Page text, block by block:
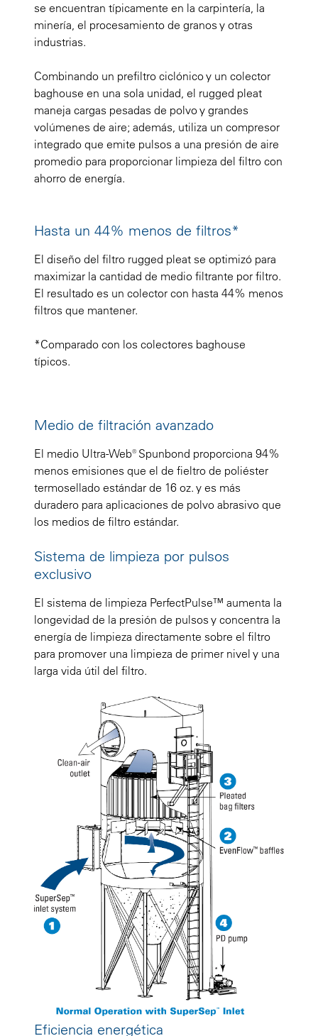
se encuentran típicamente en la carpintería, la
minería, el procesamiento de granos y otras
industrias.
Combinando un prefiltro ciclónico y un colector
baghouse en una sola unidad, el rugged pleat
maneja cargas pesadas de polvo y grandes
volúmenes de aire; además, utiliza un compresor
integrado que emite pulsos a una presión de aire
promedio para proporcionar limpieza del filtro con
ahorro de energía.
Hasta un 44% menos de filtros*
El diseño del filtro rugged pleat se optimizó para
maximizar la cantidad de medio filtrante por filtro.
El resultado es un colector con hasta 44% menos
filtros que mantener.
*Comparado con los colectores baghouse
típicos.
Medio de filtración avanzado
El medio Ultra-Web® Spunbond proporciona 94%
menos emisiones que el de fieltro de poliéster
termosellado estándar de 16 oz. y es más
duradero para aplicaciones de polvo abrasivo que
los medios de filtro estándar.
Sistema de limpieza por pulsos
exclusivo
El sistema de limpieza PerfectPulse™ aumenta la
longevidad de la presión de pulsos y concentra la
energía de limpieza directamente sobre el filtro
para promover una limpieza de primer nivel y una
larga vida útil del filtro.
Eficiencia energética